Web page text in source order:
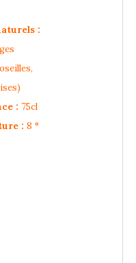
:
: 75cl
: 8 °